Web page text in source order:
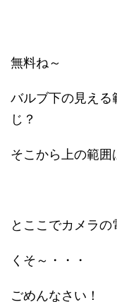
無料ね～
バルブ下の見える
じ？
そこから上の範囲
とここでカメラの
くそ～・・・
ごめんなさい！